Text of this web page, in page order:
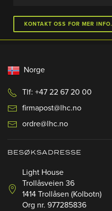
KONTAKT OSS FOR MER INFO.
Norge
Tlf: +47 22 67 20 00
firmapost@lhc.no
ordre@lhc.no
BESØKSADRESSE
Light House
Trollåsveien 36
1414 Trollåsen (Kolbotn)
Org nr. 977285836